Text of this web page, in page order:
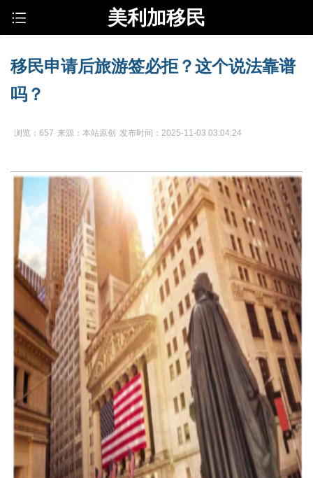
美利加移民
移民申请后旅游签必拒？这个说法靠谱
吗？
浏览：657 来源：本站原创 发布时间：2025-11-03 03:04:24